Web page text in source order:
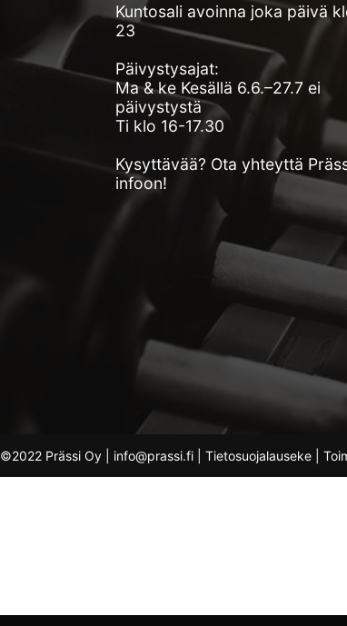
Kuntosali avoinna joka päivä
23
Päivystysajat:
Ma & ke Kesällä 6.6.–27.7 ei
päivystystä
Ti klo 16-17.30
Kysyttävää? Ota yhteyttä
infoon!
©2022 Prässi Oy | info@prassi.fi | Tietosuojalauseke